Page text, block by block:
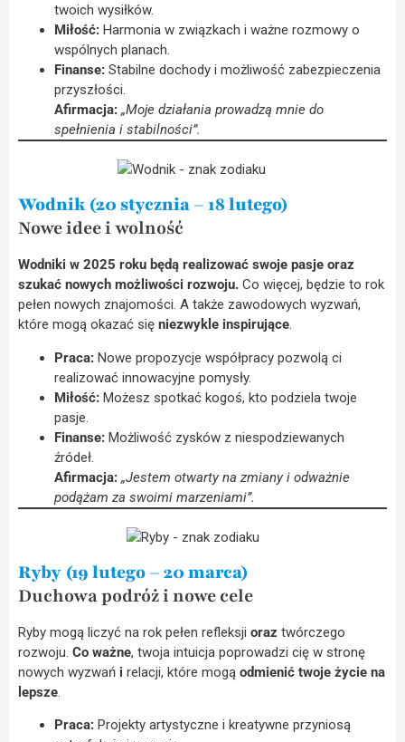
twoich wysiłków.
Miłość: Harmonia w związkach i ważne rozmowy o
wspólnych planach.
Finanse: Stabilne dochody i możliwość zabezpieczenia
przyszłości.
Afirmacja: „Moje działania prowadzą mnie do
spełnienia i stabilności”.
Wodnik (20 stycznia – 18 lutego)
Nowe idee i wolność
Wodniki w 2025 roku będą realizować swoje pasje oraz
szukać nowych możliwości rozwoju. Co więcej, będzie to rok
pełen nowych znajomości. A także zawodowych wyzwań,
które mogą okazać się niezwykle inspirujące.
Praca: Nowe propozycje współpracy pozwolą ci
realizować innowacyjne pomysły.
Miłość: Możesz spotkać kogoś, kto podziela twoje
pasje.
Finanse: Możliwość zysków z niespodziewanych
źródeł.
Afirmacja: „Jestem otwarty na zmiany i odważnie
podążam za swoimi marzeniami”.
Ryby (19 lutego – 20 marca)
Duchowa podróż i nowe cele
Ryby mogą liczyć na rok pełen refleksji oraz twórczego
rozwoju. Co ważne, twoja intuicja poprowadzi cię w stronę
nowych wyzwań i relacji, które mogą odmienić twoje życie na
lepsze.
Praca: Projekty artystyczne i kreatywne przyniosą